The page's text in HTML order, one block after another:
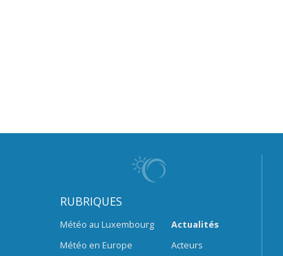
RUBRIQUES
Météo au Luxembourg
Météo en Europe
Actualités
Acteurs